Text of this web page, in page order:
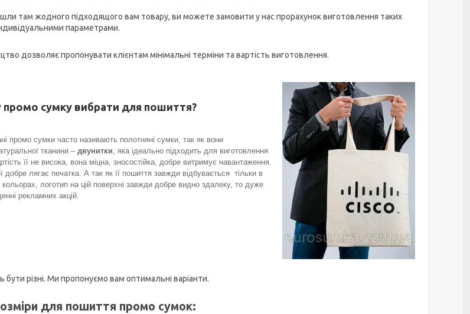
там жодного підходящого вам товару, ви можете замовити у нас прорахунок виготовлення таких
параметрами.
дозволяє пропонувати клієнтам мінімальні терміни та вартість виготовлення.
промо сумку вибрати для пошиття?
промо сумки часто називають полотняні сумки, так як вони
тканини –двунитки, яка ідеально підходить для виготовлення
її не висока, вона міцна, зносостійка, добре витримує навантаження.
добре лягає печатка. А так як її пошиття завжди відбувається тільки в
логотип на цій поверхні завжди добре видно здалеку, то дуже
рекламних акцій.
бути різні. Ми пропонуємо вам оптимальні варіанти.
для пошиття промо сумок: